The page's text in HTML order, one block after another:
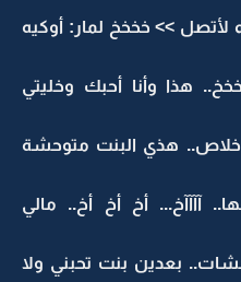
>> خخخخ لمار: أوكيه
هذا وأنا أحبك وخليتي
هذي البنت متوحشة
آآآآخ... أخ أخ أخ.. مالي
بعدين بنت تحبني ولا